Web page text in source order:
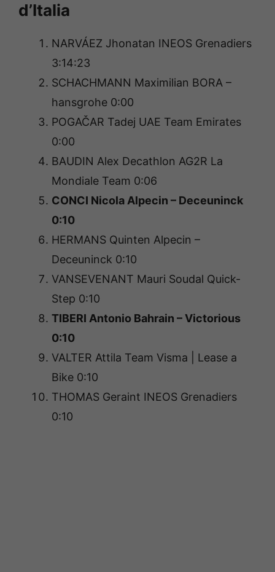
d’Italia
NARVÁEZ Jhonatan INEOS Grenadiers
3:14:23
SCHACHMANN Maximilian BORA –
hansgrohe 0:00
POGAČAR Tadej UAE Team Emirates
0:00
BAUDIN Alex Decathlon AG2R La
Mondiale Team 0:06
CONCI Nicola Alpecin – Deceuninck
0:10
HERMANS Quinten Alpecin –
Deceuninck 0:10
VANSEVENANT Mauri Soudal Quick-
Step 0:10
TIBERI Antonio Bahrain – Victorious
0:10
VALTER Attila Team Visma | Lease a
Bike 0:10
THOMAS Geraint INEOS Grenadiers
0:10